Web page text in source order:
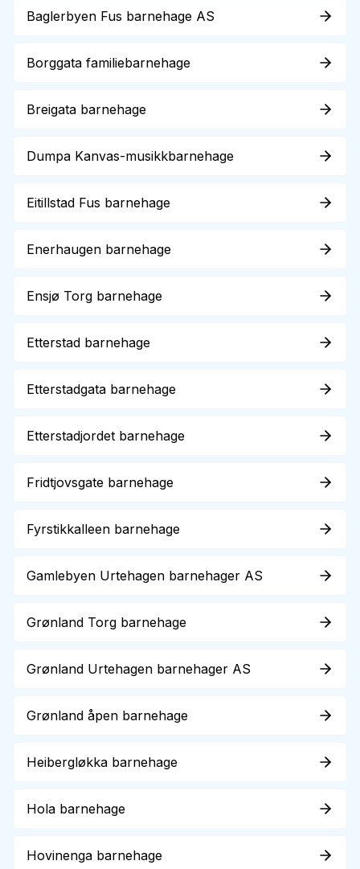
Baglerbyen Fus barnehage AS
Borggata familiebarnehage
Breigata barnehage
Dumpa Kanvas-musikkbarnehage
Eitillstad Fus barnehage
Enerhaugen barnehage
Ensjø Torg barnehage
Etterstad barnehage
Etterstadgata barnehage
Etterstadjordet barnehage
Fridtjovsgate barnehage
Fyrstikkalleen barnehage
Gamlebyen Urtehagen barnehager AS
Grønland Torg barnehage
Grønland Urtehagen barnehager AS
Grønland åpen barnehage
Heibergløkka barnehage
Hola barnehage
Hovinenga barnehage